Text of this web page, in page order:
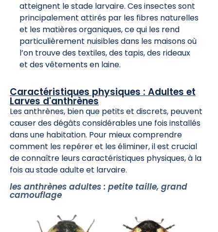
atteignent le stade larvaire. Ces insectes sont
principalement attirés par les fibres naturelles
et les matières organiques, ce qui les rend
particulièrement nuisibles dans les maisons où
l’on trouve des textiles, des tapis, des rideaux
et des vêtements en laine.
Caractéristiques physiques : Adultes et
Larves d'anthrènes
Les anthrènes, bien que petits et discrets, peuvent
causer des dégâts considérables une fois installés
dans une habitation. Pour mieux comprendre
comment les repérer et les éliminer, il est crucial
de connaître leurs caractéristiques physiques, à la
fois au stade adulte et larvaire.
les anthrènes adultes : petite taille, grand
camouflage